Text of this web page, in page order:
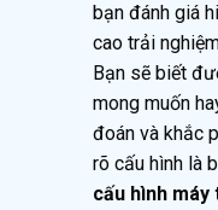
bạn đánh giá
cao trải
Bạn sẽ biết
mong muốn
đoán và khắc
rõ cấu hình là
cấu hình máy